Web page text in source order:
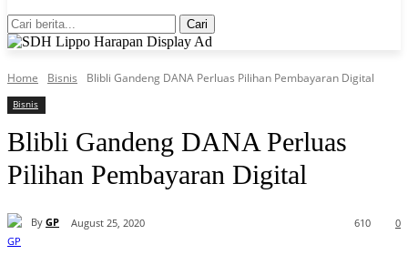
Cari
Home Bisnis Blibli Gandeng DANA Perluas Pilihan Pembayaran Digital
Bisnis
Blibli Gandeng DANA Perluas
Pilihan Pembayaran Digital
By GP August 25, 2020 0
610